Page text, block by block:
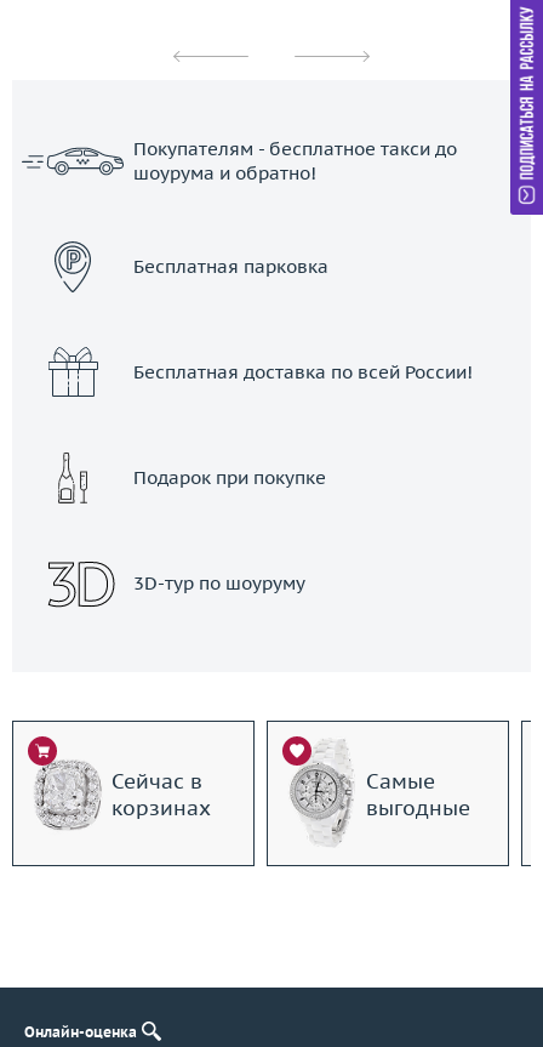
Покупателям - бесплатное такси до
шоурума и обратно!
Бесплатная парковка
Бесплатная доставка по всей России!
Подарок при покупке
3D-тур по шоуруму
Сейчас в
корзинах
Самые
выгодные
Онлайн-оценка